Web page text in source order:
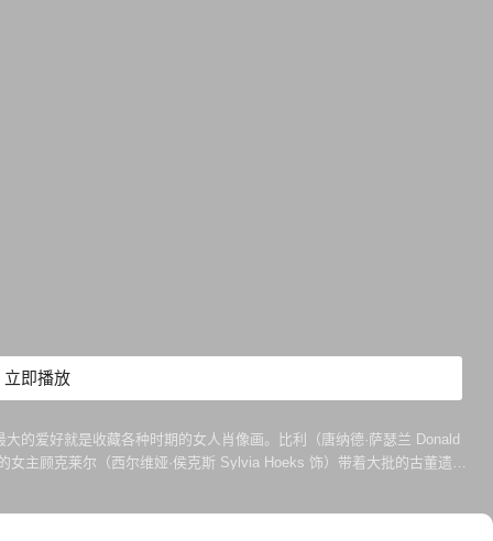
立即播放
的爱好就是收藏各种时期的女人肖像画。比利（唐纳德·萨瑟兰 Donald
主顾克莱尔（西尔维娅·侯克斯 Sylvia Hoeks 饰）带着大批的古董遗产